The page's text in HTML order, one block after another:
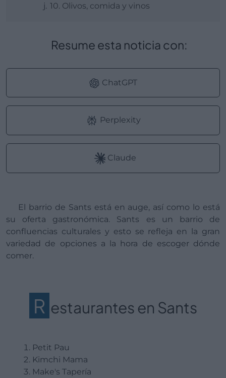
10. Olivos, comida y vinos
Resume esta noticia con:
ChatGPT
Perplexity
Claude
El barrio de Sants está en auge, así como lo está
su oferta gastronómica. Sants es un barrio de
confluencias culturales y esto se refleja en la gran
variedad de opciones a la hora de escoger dónde
comer.
R estaurantes en Sants
Petit Pau
Kimchi Mama
Make's Tapería